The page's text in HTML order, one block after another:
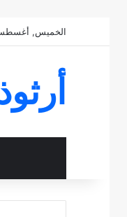
الخميس, أغسطس 6